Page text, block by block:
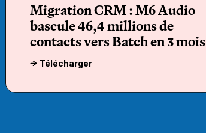
Migration CRM : M6 Audio
bascule 46,4 millions de
contacts vers Batch en 3 mois
Télécharger